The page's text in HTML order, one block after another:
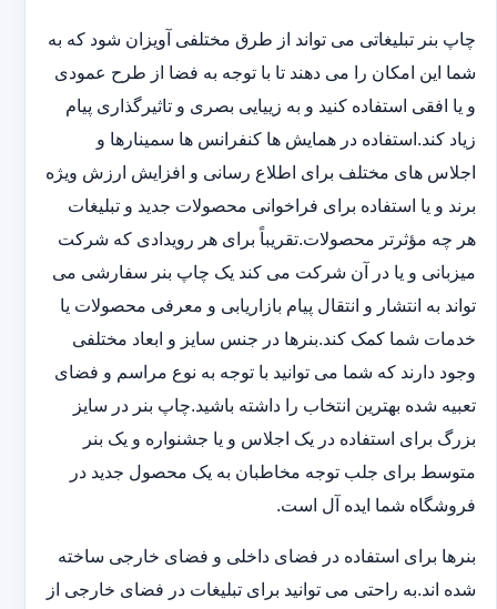
چاپ بنر تبلیغاتی می تواند از طرق مختلفی آویزان شود که به
شما این امکان را می دهند تا با توجه به فضا از طرح عمودی
و یا افقی استفاده کنید و به زییایی بصری و تاثیرگذاری پیام
زیاد کند.استفاده در همایش ها کنفرانس ها سمینارها و
اجلاس های مختلف برای اطلاع رسانی و افزایش ارزش ویژه
برند و یا استفاده برای فراخوانی محصولات جدید و تبلیغات
هر چه مؤثرتر محصولات.تقریباً برای هر رویدادی که شرکت
میزبانی و یا در آن شرکت می کند یک چاپ بنر سفارشی می
تواند به انتشار و انتقال پیام بازاریابی و معرفی محصولات یا
خدمات شما کمک کند.بنرها در جنس سایز و ابعاد مختلفی
وجود دارند که شما می توانید با توجه به نوع مراسم و فضای
تعبیه شده بهترین انتخاب را داشته باشید.چاپ بنر در سایز
بزرگ برای استفاده در یک اجلاس و یا جشنواره و یک بنر
متوسط برای جلب توجه مخاطبان به یک محصول جدید در
فروشگاه شما ایده آل است.
بنرها برای استفاده در فضای داخلی و فضای خارجی ساخته
شده اند.به راحتی می توانید برای تبلیغات در فضای خارجی از